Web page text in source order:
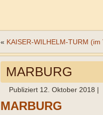
« KAISER-WILHELM-TURM
MARBURG
Publiziert 12. Oktober 2018 |
MARBURG